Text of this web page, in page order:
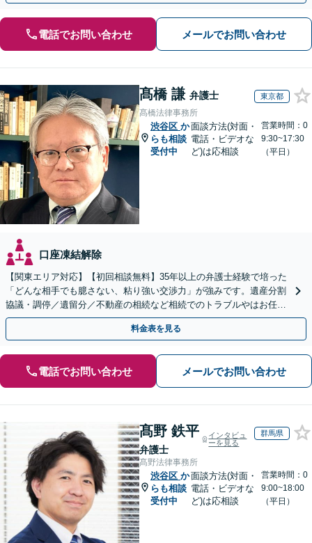
電話でお問い合わせ メールでお問い合わせ
髙橋 謙 弁護士 東京都
髙橋法律事務所
渋谷区 か
らも相談
受付中
面談方法(対面・
電話・ビデオな
ど)は応相談
営業時間：0
9:30~17:30
（平日）
口座凍結解除
【関東エリア対応】【初回相談無料】35年以上の弁護士経験で培った
「どんな相手でも臆さない、粘り強い交渉力」が強みです。遺産分割
協議・調停／遺留分／不動産の相続など相続でのトラブルやはお任せ
ください。遺言書や生前贈与など生前対策にも注力
料金表を見る
電話でお問い合わせ メールでお問い合わせ
髙野 鉄平
弁護士
インタビュ
ーを見る
群馬県
髙野法律事務所
渋谷区 か
らも相談
受付中
面談方法(対面・
電話・ビデオな
ど)は応相談
営業時間：0
9:00~18:00
（平日）